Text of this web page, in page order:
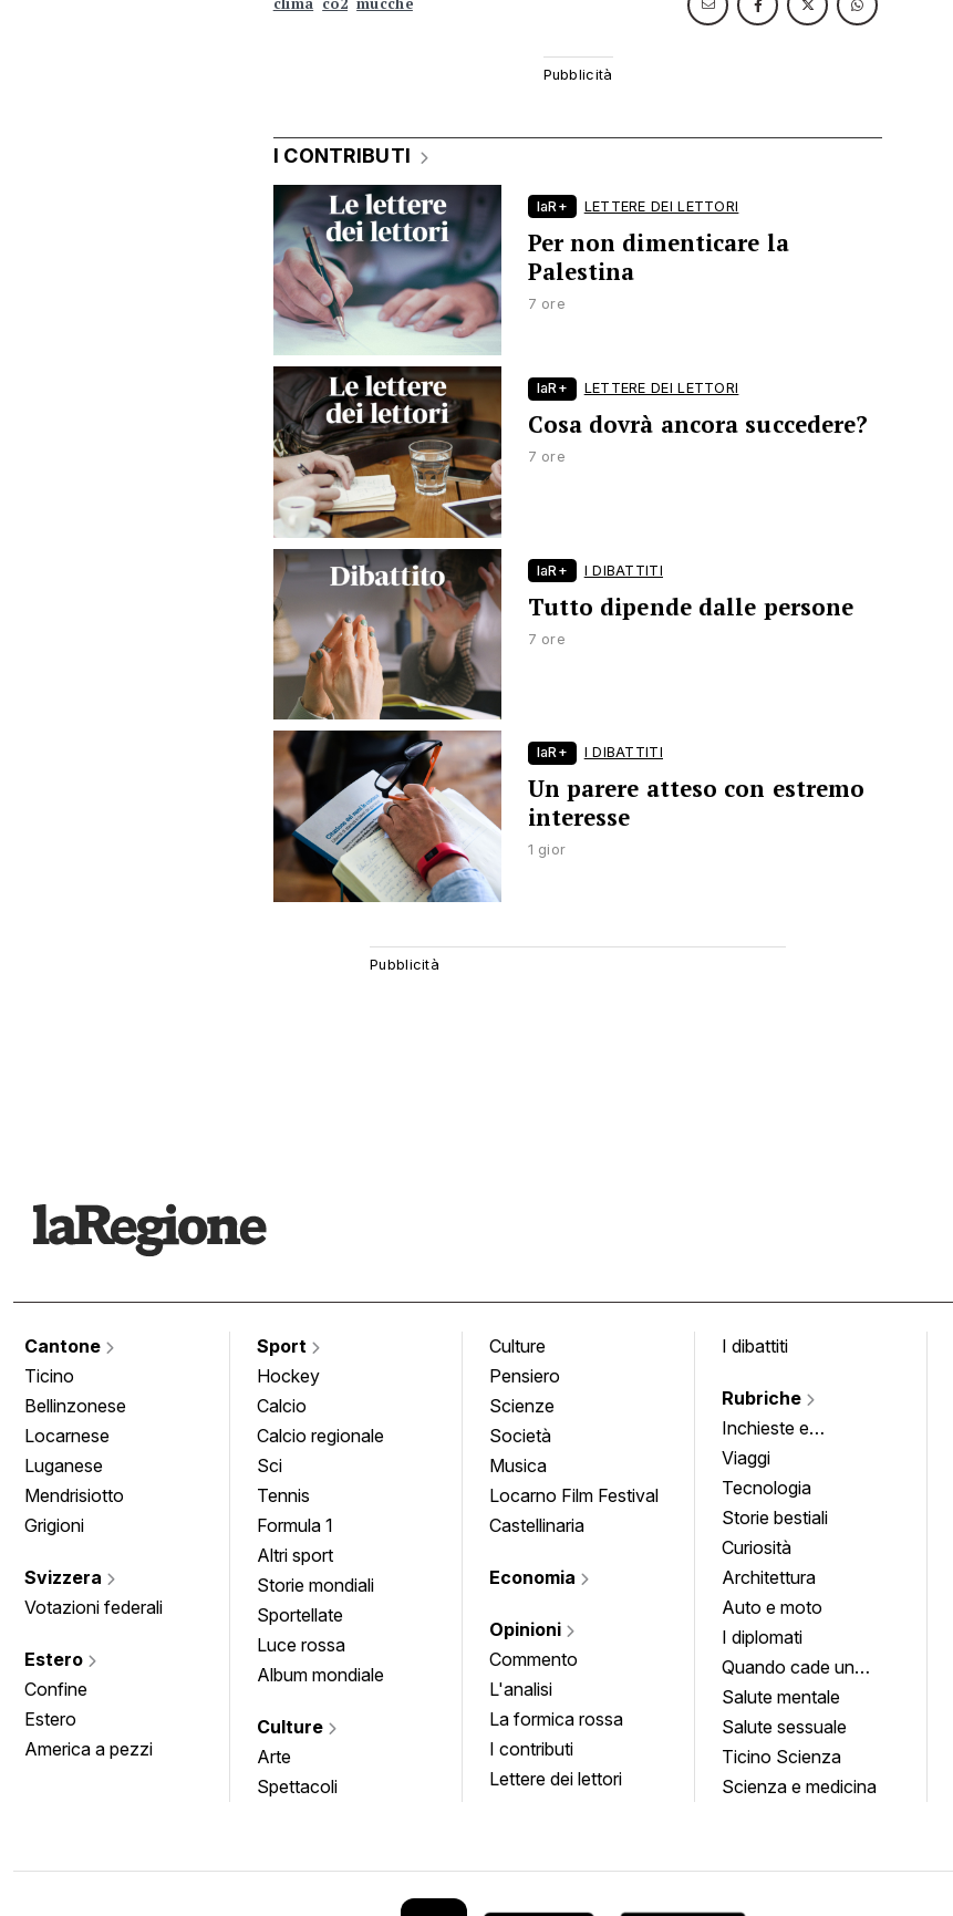
clima co2 mucche
I CONTRIBUTI
laR+ LETTERE DEI LETTORI
Per non dimenticare la
Palestina
7 ore
laR+ LETTERE DEI LETTORI
Cosa dovrà ancora succedere?
7 ore
laR+ I DIBATTITI
Tutto dipende dalle persone
7 ore
laR+ I DIBATTITI
Un parere atteso con estremo
interesse
1 gior
Cantone
Ticino
Bellinzonese
Locarnese
Luganese
Mendrisiotto
Grigioni
Svizzera
Votazioni federali
Estero
Confine
Estero
America a pezzi
Sport
Hockey
Calcio
Calcio regionale
Sci
Tennis
Formula 1
Altri sport
Storie mondiali
Sportellate
Luce rossa
Album mondiale
Culture
Arte
Spettacoli
Culture
Pensiero
Scienze
Società
Musica
Locarno Film Festival
Castellinaria
Economia
Opinioni
Commento
L'analisi
La formica rossa
I contributi
Lettere dei lettori
I dibattiti
Rubriche
Inchieste e
approfondimenti
Viaggi
Tecnologia
Storie bestiali
Curiosità
Architettura
Auto e moto
I diplomati
Quando cade un
quadro
Salute mentale
Salute sessuale
Ticino Scienza
Scienza e medicina